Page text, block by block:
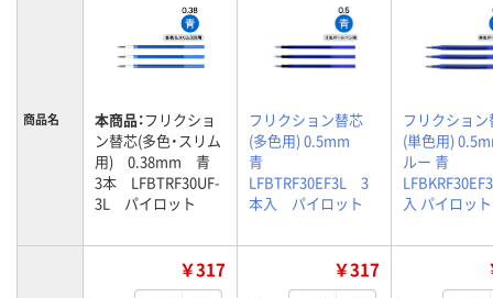
商品名 本商品：フリクショ
ン替芯(多色・スリム
用) 0.38mm 青
3本 LFBTRF30UF-
3L パイロット
フリクション替芯
(多色用) 0.5mm
青
LFBTRF30EF3L 3
本入 パイロット
フリクション
(単色用)
ルー 青
入 パイロット
￥317 ￥317